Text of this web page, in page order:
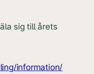
sig till årets
information/